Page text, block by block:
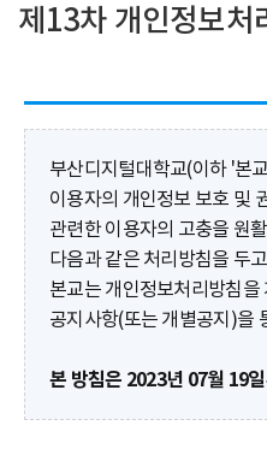
제13차 개인정보
부산디지털대학교(이하 '본
이용자의 개인정보 보호 및
관련한 이용자의 고충을 원
다음과 같은 처리방침을 두
본교는 개인정보처리방침
공지사항(또는 개별공지)을
본 방침은 2023년 07월 19